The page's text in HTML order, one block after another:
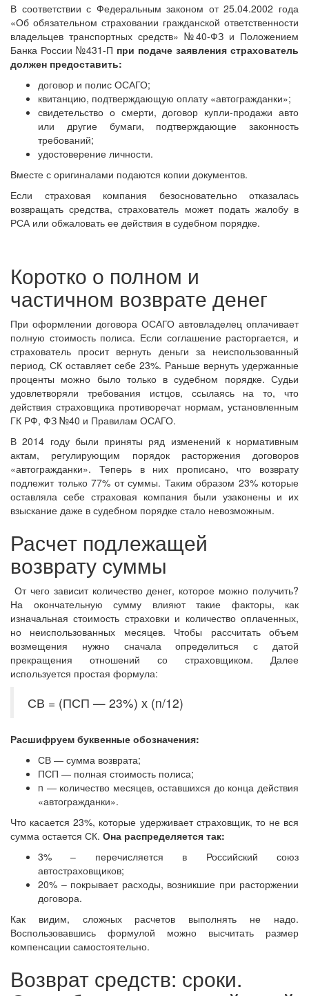
В соответствии с Федеральным законом от 25.04.2002 года
«Об обязательном страховании гражданской ответственности
владельцев транспортных средств» №40-ФЗ и Положением
Банка России №431-П при подаче заявления страхователь
должен предоставить:
договор и полис ОСАГО;
квитанцию, подтверждающую оплату «автогражданки»;
свидетельство о смерти, договор купли-продажи авто
или другие бумаги, подтверждающие законность
требований;
удостоверение личности.
Вместе с оригиналами подаются копии документов.
Если страховая компания безосновательно отказалась
возвращать средства, страхователь может подать жалобу в
РСА или обжаловать ее действия в судебном порядке.
Коротко о полном и
частичном возврате денег
При оформлении договора ОСАГО автовладелец оплачивает
полную стоимость полиса. Если соглашение расторгается, и
страхователь просит вернуть деньги за неиспользованный
период, СК оставляет себе 23%. Раньше вернуть удержанные
проценты можно было только в судебном порядке. Судьи
удовлетворяли требования истцов, ссылаясь на то, что
действия страховщика противоречат нормам, установленным
ГК РФ, ФЗ №40 и Правилам ОСАГО.
В 2014 году были приняты ряд изменений к нормативным
актам, регулирующим порядок расторжения договоров
«автогражданки». Теперь в них прописано, что возврату
подлежит только 77% от суммы. Таким образом 23% которые
оставляла себе страховая компания были узаконены и их
взыскание даже в судебном порядке стало невозможным.
Расчет подлежащей
возврату суммы
От чего зависит количество денег, которое можно получить?
На окончательную сумму влияют такие факторы, как
изначальная стоимость страховки и количество оплаченных,
но неиспользованных месяцев. Чтобы рассчитать объем
возмещения нужно сначала определиться с датой
прекращения отношений со страховщиком. Далее
используется простая формула:
СВ = (ПСП — 23%) х (n/12)
Расшифруем буквенные обозначения:
СВ — сумма возврата;
ПСП — полная стоимость полиса;
n — количество месяцев, оставшихся до конца действия
«автогражданки».
Что касается 23%, которые удерживает страховщик, то не вся
сумма остается СК. Она распределяется так:
3% – перечисляется в Российский союз
автостраховщиков;
20% – покрывает расходы, возникшие при расторжении
договора.
Как видим, сложных расчетов выполнять не надо.
Воспользовавшись формулой можно высчитать размер
компенсации самостоятельно.
Возврат средств: сроки.